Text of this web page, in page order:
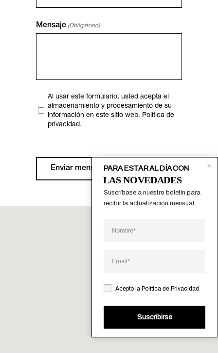
Mensaje (Obligatorio)
Privacidad
(Obligatorio)
Al usar este formulario, usted acepta el
almacenamiento y procesamiento de su
información en este sitio web. Política de
privacidad.
Acepto la Política de Privacidad
Suscribirse
PARA ESTAR AL DÍA CON
Suscríbase a nuestro boletín para
recibir la actualización mensual.
LAS NOVEDADES